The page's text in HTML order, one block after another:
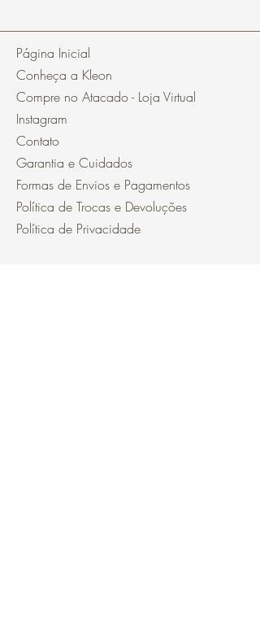
Página Inicial
Conheça a Kleon
Compre no Atacado - Loja Virtual
Instagram
Contato
Garantia e Cuidados
Formas de Envios e Pagamentos
Política de Trocas e Devoluções
Política de Privacidade